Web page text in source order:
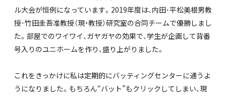
ル大会が恒例になっています。2019年度は、内田･平松美根男教
授･竹田圭吾准教授（現・教授）研究室の合同チームで優勝しまし
た。部屋でのワイワイ、ガヤガヤの効果で、学生が企画して背番
号入りのユニホームを作り、盛り上がりました。
これをきっかけに私は定期的にバッティングセンターに通うよ
うになりました。もちろん“バット”もクリックしてしまい、現